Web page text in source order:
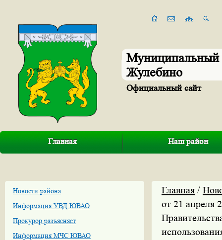
Муниципальный
Жулебино
Официальный сайт
Главная Наш район
Новости района
Информация УВД ЮВАО
Прокурор разъясняет
Информация МЧС ЮВАО
Главная /
от 21 апреля